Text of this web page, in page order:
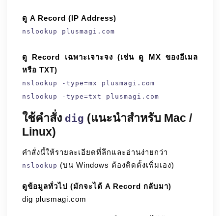
ดู A Record (IP Address)
nslookup plusmagi.com
ดู Record เฉพาะเจาะจง (เช่น ดู MX ของอีเมล
หรือ TXT)
nslookup -type=mx plusmagi.com
nslookup -type=txt plusmagi.com
ใช้คำสั่ง dig (แนะนำสำหรับ Mac /
Linux)
คำสั่งนี้ให้รายละเอียดที่ลึกและอ่านง่ายกว่า
nslookup (บน Windows ต้องติดตั้งเพิ่มเอง)
ดูข้อมูลทั่วไป (มักจะได้ A Record กลับมา)
dig plusmagi.com